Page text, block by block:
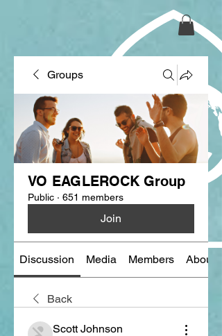
Groups
VO EAGLEROCK Group
Public · 651 members
Join
Discussion Media Members About
Back
Scott Johnson